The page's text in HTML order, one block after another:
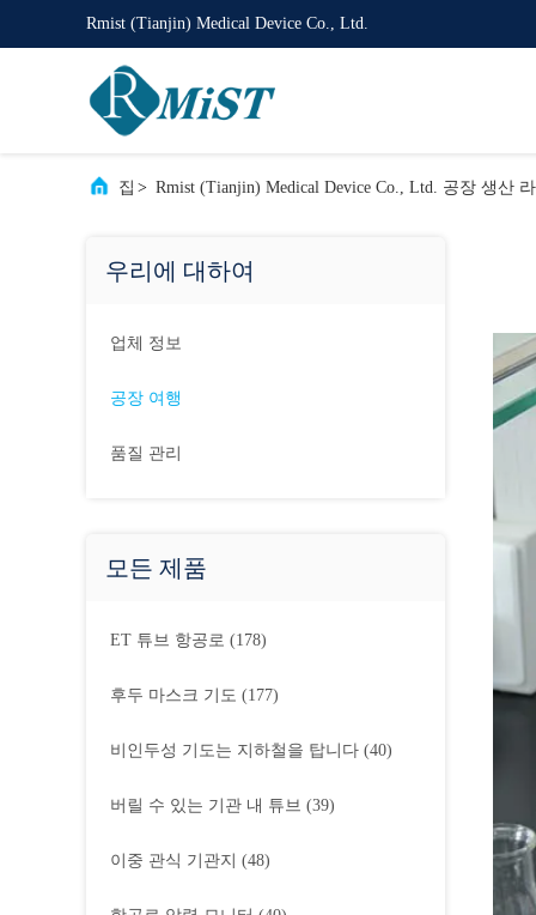
Rmist (Tianjin) Medical Device Co., Ltd.
집 > Rmist (Tianjin) Medical Device Co., Ltd. 공장 생산
우리에 대하여
업체 정보
공장 여행
품질 관리
모든 제품
ET 튜브 항공로 (178)
후두 마스크 기도 (177)
비인두성 기도는 지하철을 탑니다 (40)
버릴 수 있는 기관 내 튜브 (39)
이중 관식 기관지 (48)